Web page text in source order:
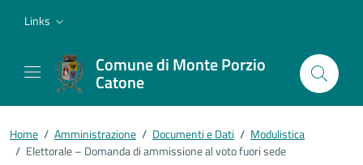
Links
Comune di Monte Porzio
Catone
Home / Amministrazione / Documenti e Dati / Modulistica
/ Elettorale – Domanda di ammissione al voto fuori sede